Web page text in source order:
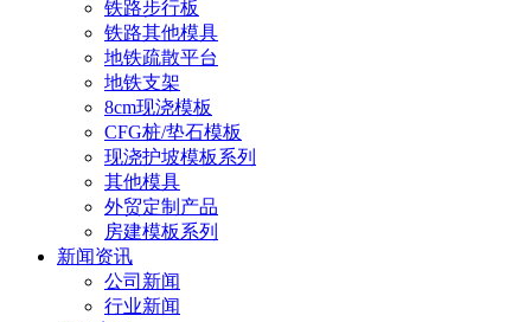
铁路步行板
铁路其他模具
地铁疏散平台
地铁支架
8cm现浇模板
CFG桩/垫石模板
现浇护坡模板系列
其他模具
外贸定制产品
房建模板系列
新闻资讯
公司新闻
行业新闻